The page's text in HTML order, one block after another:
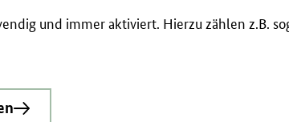
und immer aktiviert. Hierzu zählen z.B.